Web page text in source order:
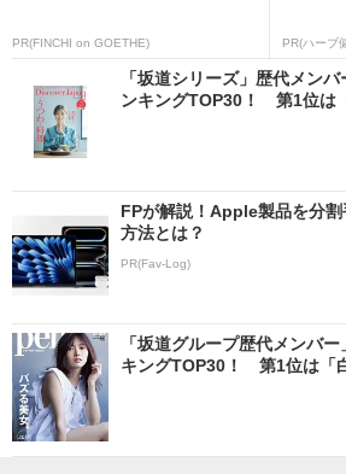
PR(FINCHI on GOETHE) PR(ハーブ
「坂道シリーズ」歴代メン
ンキングTOP30！ 第1位は
FPが解説！Apple製品を分
方法とは？
PR(Fav-Log)
「坂道グループ歴代メンバ
キングTOP30！ 第1位は「